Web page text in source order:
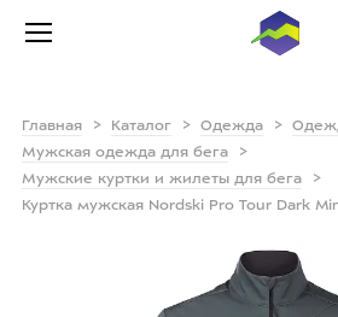
Главная Каталог Одежда
Мужская одежда для бега
Мужские куртки и жилеты для бега
Куртка мужская Nordski Pro Tour Dark